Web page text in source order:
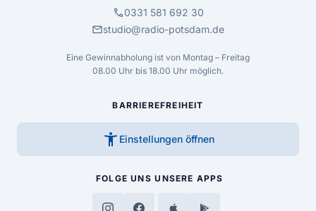
call0331 581 692 30
mailstudio@radio-potsdam.de
Eine Gewinnabholung ist von Montag – Freitag
08.00 Uhr bis 18.00 Uhr möglich.
BARRIEREFREIHEIT
accessibility_new Einstellungen öffnen
FOLGE UNS UNSERE APPS